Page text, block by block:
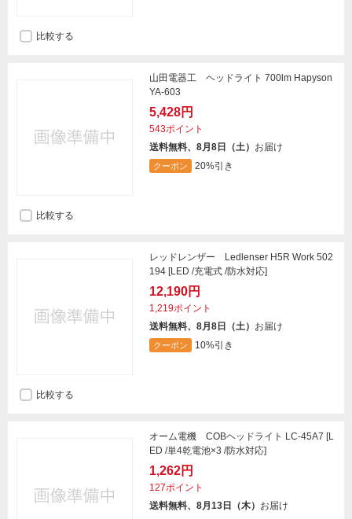
比較する
山田電器工 ヘッドライト 700lm Hapyson
YA-603
5,428円
543ポイント
送料無料、8月8日（土） お届け
クーポン 20%引き
比較する
レッドレンザー Ledlenser H5R Work 502
194 [LED /充電式 /防水対応]
12,190円
1,219ポイント
送料無料、8月8日（土） お届け
クーポン 10%引き
比較する
オーム電機 COBヘッドライト LC-45A7 [L
ED /単4乾電池×3 /防水対応]
1,262円
127ポイント
送料無料、8月13日（木） お届け